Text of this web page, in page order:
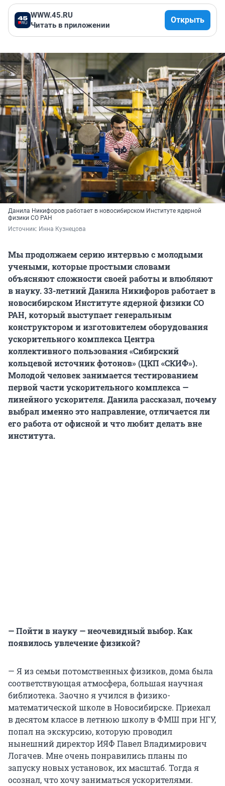
WWW.45.RU
Читать в приложении
Открыть
Данила Никифоров работает в новосибирском Институте ядерной
физики СО РАН
Источник: Инна Кузнецова
Мы продолжаем серию интервью с молодыми
учеными, которые простыми словами
объясняют сложности своей работы и влюбляют
в науку. 33-летний Данила Никифоров работает в
новосибирском Институте ядерной физики СО
РАН, который выступает генеральным
конструктором и изготовителем оборудования
ускорительного комплекса Центра
коллективного пользования «Сибирский
кольцевой источник фотонов» (ЦКП «СКИФ»).
Молодой человек занимается тестированием
первой части ускорительного комплекса —
линейного ускорителя. Данила рассказал, почему
выбрал именно это направление, отличается ли
его работа от офисной и что любит делать вне
института.
— Пойти в науку — неочевидный выбор. Как
появилось увлечение физикой?
— Я из семьи потомственных физиков, дома была
соответствующая атмосфера, большая научная
библиотека. Заочно я учился в физико-
математической школе в Новосибирске. Приехал
в десятом классе в летнюю школу в ФМШ при НГУ,
попал на экскурсию, которую проводил
нынешний директор ИЯФ Павел Владимирович
Логачев. Мне очень понравились планы по
запуску новых установок, их масштаб. Тогда я
осознал, что хочу заниматься ускорителями.